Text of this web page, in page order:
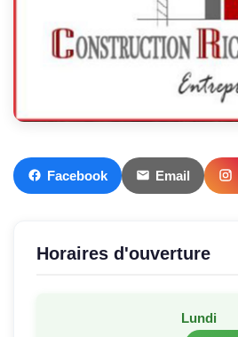
Facebook Email
Horaires d'ouverture
Lundi